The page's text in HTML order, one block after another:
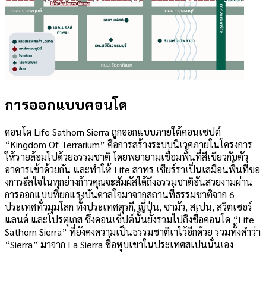
การออกแบบคอนโด
คอนโด Life Sathorn Sierra ถูกออกแบบภายใต้คอนเซปต์
“Kingdom Of Terrarium” คือการสร้างระบบนิเวศภายในโครงการ
ให้รายล้อมไปด้วยธรรมชาติ โดยพยายามเชื่อมพื้นที่สีเขียวกับตัว
อาคารเข้าด้วยกัน และทำให้ Life สาทร เซียร์ราเป็นเสมือนพื้นที่ขอ
งการฮีลใจในทุกย่างก้าวคุณจะสัมผัสได้ถึงธรรมชาติอันสวยงามผ่าน
การออกแบบที่ยกแรงบันดาลใจมาจากสถานที่ธรรมชาติจาก 6
ประเทศทั่วมุมโลก ทั้งประเทศตุรกี, ญี่ปุ่น, ซามัว, สเปน, สวิตเซอร์
แลนด์ และโปรตุเกส ซึ่งคอนเซ็ปต์นั้นยังรวมไปถึงชื่อคอนโด “Life
Sathorn Sierra” ที่ยังคงความเป็นธรรมชาติเาไว้อีกด้วย รวมทั้งคำว่า
“Sierra” มาจาก La Sierra ชื่อหุบเขาในประเทศสเปนนั่นเอง